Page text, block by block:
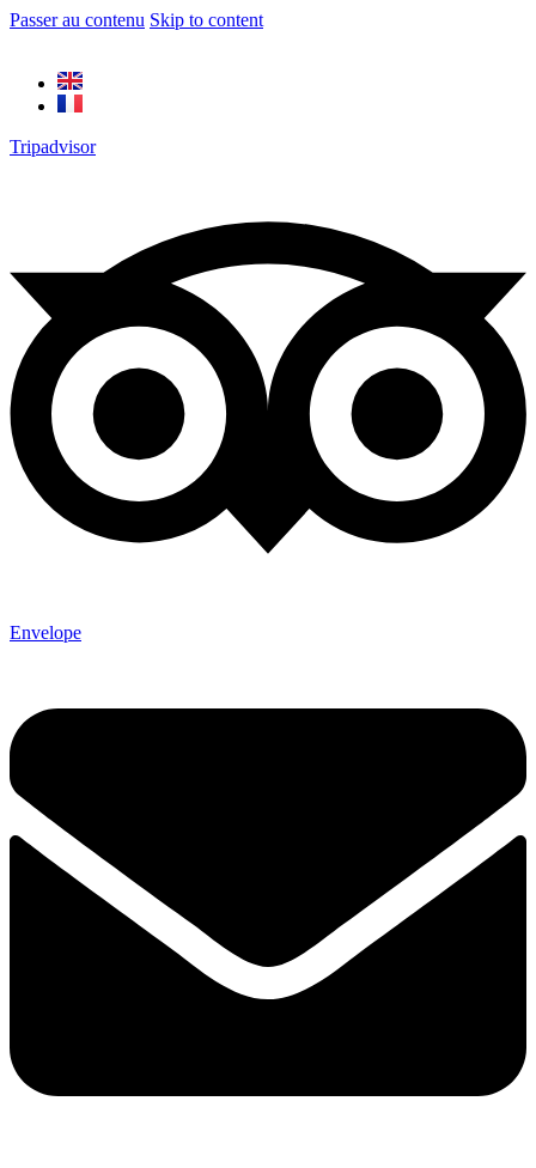
Passer au contenu Skip to content
Tripadvisor
Envelope